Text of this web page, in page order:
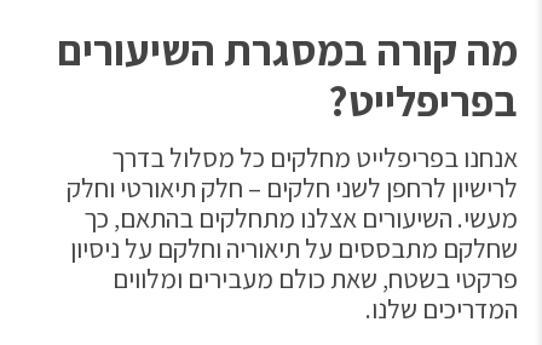
מה קורה במסגרת השיעורים
בפריפלייט?
אנחנו בפריפלייט מחלקים כל מסלול בדרך
לרישיון לרחפן לשני חלקים – חלק תיאורטי וחלק
מעשי. השיעורים אצלנו מתחלקים בהתאם, כך
שחלקם מתבססים על תיאוריה וחלקם על ניסיון
פרקטי בשטח, שאת כולם מעבירים ומלווים
המדריכים שלנו.